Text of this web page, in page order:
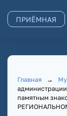
ПРИЁМНАЯ
Главная →
памятным